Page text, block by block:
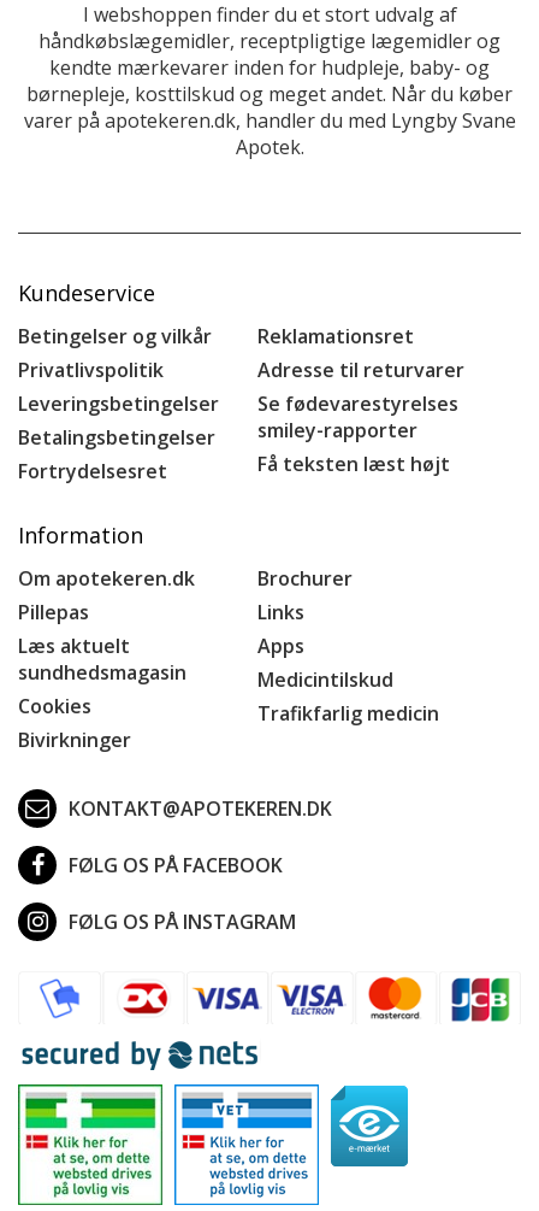
I webshoppen finder du et stort udvalg af
håndkøbslægemidler, receptpligtige lægemidler og
kendte mærkevarer inden for hudpleje, baby- og
børnepleje, kosttilskud og meget andet. Når du køber
varer på apotekeren.dk, handler du med Lyngby Svane
Apotek.
Kundeservice
Betingelser og vilkår
Privatlivspolitik
Leveringsbetingelser
Betalingsbetingelser
Fortrydelsesret
Reklamationsret
Adresse til returvarer
Se fødevarestyrelses
smiley-rapporter
Få teksten læst højt
Information
Om apotekeren.dk
Pillepas
Læs aktuelt
sundhedsmagasin
Cookies
Bivirkninger
Brochurer
Links
Apps
Medicintilskud
Trafikfarlig medicin
KONTAKT@APOTEKEREN.DK
FØLG OS PÅ FACEBOOK
FØLG OS PÅ INSTAGRAM